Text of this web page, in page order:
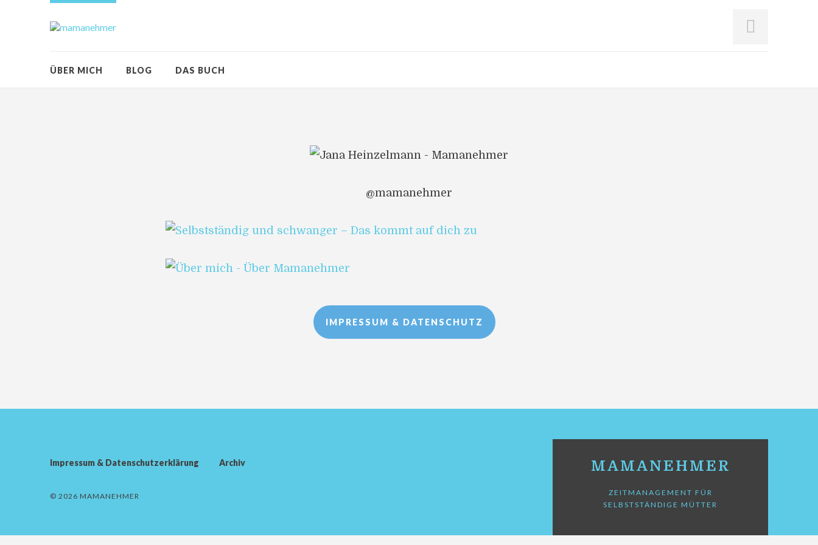
ÜBER MICH BLOG DAS BUCH
@mamanehmer
IMPRESSUM & DATENSCHUTZ
Impressum & Datenschutzerklärung Archiv
© 2026 MAMANEHMER
MAMANEHMER
ZEITMANAGEMENT FÜR
SELBSTSTÄNDIGE MÜTTER